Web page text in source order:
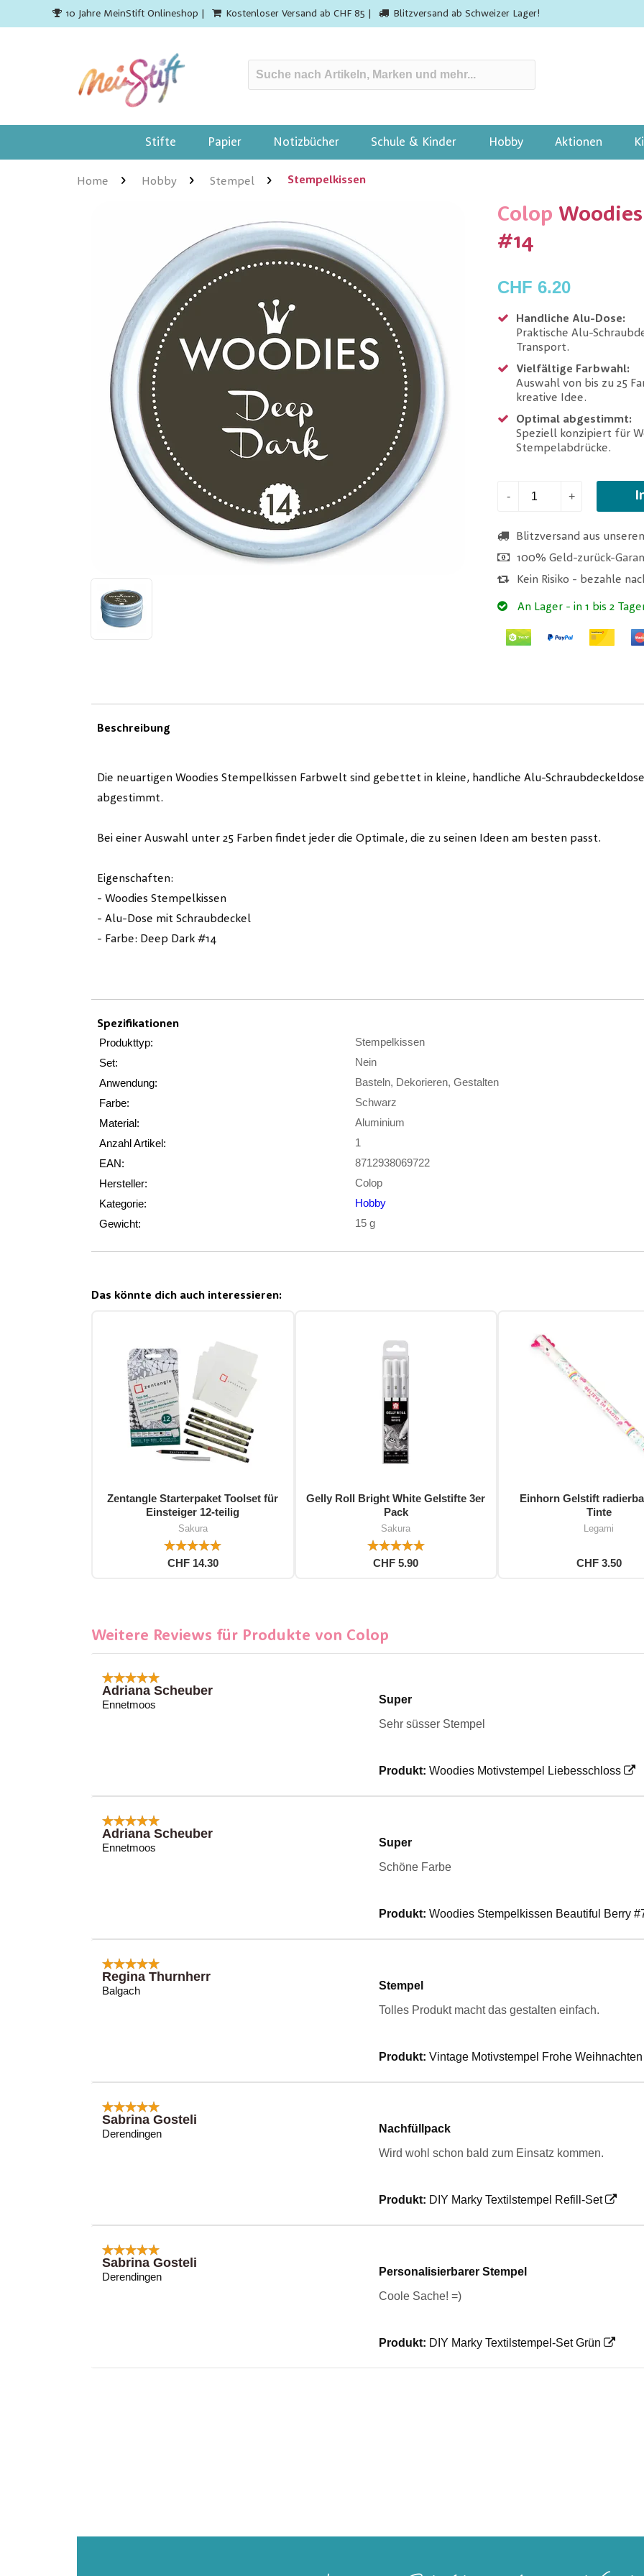
10 Jahre MeinStift Onlineshop | Kostenloser Versand ab CHF 85 | Blitzversand ab Schweizer Lager!
Stifte Papier Notizbücher Schule & Kinder Hobby Aktionen
Home Hobby Stempel Stempelkissen
Colop
#14
CHF 6.20
Handliche Alu-Dose:
Praktische Alu-
Transport.
Vielfältige Farbwahl:
Auswahl von bis zu 25
kreative Idee.
Optimal abgestimmt:
Speziell konzipiert für
Stempelabdrücke.
- +
Blitzversand aus
100% Geld-zurück-
Kein Risiko - bezahle
An Lager - in 1 bis 2
Beschreibung
Die neuartigen Woodies Stempelkissen Farbwelt sind gebettet in kleine, handliche Alu-
abgestimmt.
Bei einer Auswahl unter 25 Farben findet jeder die Optimale, die zu seinen Ideen am besten passt.
Eigenschaften:
- Woodies Stempelkissen
- Alu-Dose mit Schraubdeckel
- Farbe: Deep Dark #14
Spezifikationen
Produkttyp:
Stempelkissen
Set:
Nein
Anwendung:
Basteln, Dekorieren, Gestalten
Farbe:
Schwarz
Material:
Aluminium
Anzahl Artikel:
1
EAN:
8712938069722
Hersteller:
Colop
Kategorie:
Hobby
Gewicht:
15 g
Das könnte dich auch interessieren:
Zentangle Starterpaket Toolset für
Einsteiger 12-teilig
Sakura
CHF 14.30
Gelly Roll Bright White Gelstifte 3er
Pack
Sakura
CHF 5.90
Einhorn Gelstift
Tinte
Legami
CHF 3.50
Weitere Reviews für Produkte von Colop
Adriana Scheuber
Ennetmoos
Super
Sehr süsser Stempel
Produkt:Woodies Motivstempel Liebesschloss
Adriana Scheuber
Ennetmoos
Super
Schöne Farbe
Produkt:Woodies Stempelkissen Beautiful Berry
Regina Thurnherr
Balgach
Stempel
Tolles Produkt macht das gestalten einfach.
Produkt:Vintage Motivstempel Frohe Weihnachten
Sabrina Gosteli
Derendingen
Nachfüllpack
Wird wohl schon bald zum Einsatz kommen.
Produkt: DIY Marky Textilstempel Refill-Set
Sabrina Gosteli
Derendingen
Personalisierbarer Stempel
Coole Sache! =)
Produkt: DIY Marky Textilstempel-Set Grün